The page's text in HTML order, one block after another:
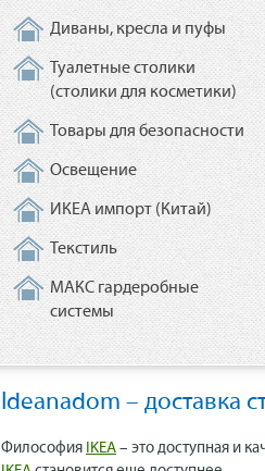
Диваны, кресла и пуфы
Туалетные столики
(столики для косметики)
Товары для безопасности
Освещение
ИКЕА импорт (Китай)
Текстиль
МАКС гардеробные
системы
Ideanadom – доставка
Философия IKEA – это доступная и